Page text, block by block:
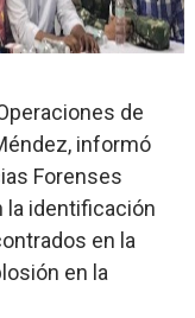
en los mil
Tineo y a Yeisy
y
ambientales y
de
informó
Forenses
la identificación
en la
en la